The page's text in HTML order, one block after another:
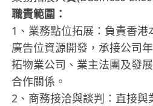
職責範圍：
1、業務點位拓展：負責香
廣告位資源開發，承接公司
拓物業公司、業主法團及發
合作關係。
2、商務接洽與談判：直接與